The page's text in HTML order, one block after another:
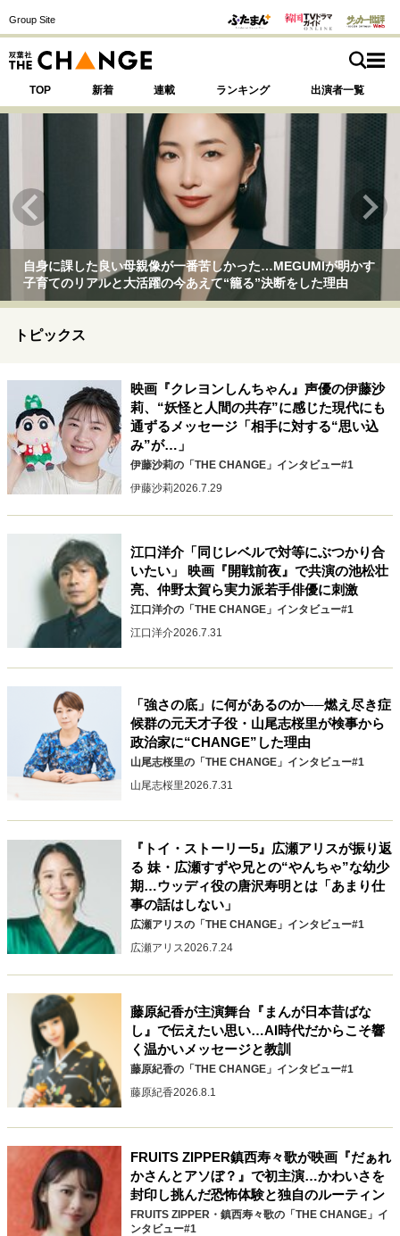
Group Site
TOP 新着 連載 ランキング 出演者一覧
SPECIAL 注目の記事テーマで探す
サイトの核・哲学
運命を変えた出会い 決断の裏側
挫折からの再起
表現者の葛藤
キャリア・働き方
セカンドキャリアの描き方
独立という決断
大人の学び直し
ファーストキャリアを拓く
夢を掴む選択
経営・ビジネス
リーダーの流儀 変革の原動力
次世代へのバトン
トップが描く未来
マインドセット
重圧との向き合い方 一流のルーティン
20代の現在地
忘れられない言葉
10代・20代の土台
ライフスタイル・生き方
40代からの景色 美しさの哲学
パートナーとの歩み方
親になるということ
病が教えてくれたこと
移住という選択
熱狂できるもの
一生モノの愛用品
私を彩るエッセンス
60代のネクストステージ
70代のグランドデザイン
社会・カルチャー・マネー
地域とつながる/お金との付き合い方
母親像が一番苦しかった…MEGUMIが明かす
活躍の今あえて“籠る”決断をした理由
SUPER EIGHT
無し』MEGUMI
トピックス
映画『クレヨンしんちゃん』声優の伊藤沙
莉、“妖怪と人間の共存”に感じた現代にも
通ずるメッセージ「相手に対する“思い込
み”が…」
伊藤沙莉の「THE CHANGE」インタビュー#1
伊藤沙莉2026.7.29
江口洋介「同じレベルで対等にぶつかり合
いたい」 映画『開戦前夜』で共演の池松壮
亮、仲野太賀ら実力派若手俳優に刺激
江口洋介の「THE CHANGE」インタビュー#1
江口洋介2026.7.31
「強さの底」に何があるのか──燃え尽き症
候群の元天才子役・山尾志桜里が検事から
政治家に“CHANGE”した理由
山尾志桜里の「THE CHANGE」インタビュー#1
山尾志桜里2026.7.31
『トイ・ストーリー5』広瀬アリスが振り返
る 妹・広瀬すずや兄との“やんちゃ”な幼少
期…ウッディ役の唐沢寿明とは「あまり仕
事の話はしない」
広瀬アリスの「THE CHANGE」インタビュー#1
広瀬アリス2026.7.24
藤原紀香が主演舞台『まんが日本昔ばな
し』で伝えたい思い…AI時代だからこそ響
く温かいメッセージと教訓
藤原紀香の「THE CHANGE」インタビュー#1
藤原紀香2026.8.1
FRUITS ZIPPER鎮西寿々歌が映画『だぁれ
かさんとアソぼ？』で初主演…かわいさを
封印し挑んだ恐怖体験と独自のルーティン
FRUITS ZIPPER・鎮西寿々歌の「THE CHANGE」イ
ンタビュー#1